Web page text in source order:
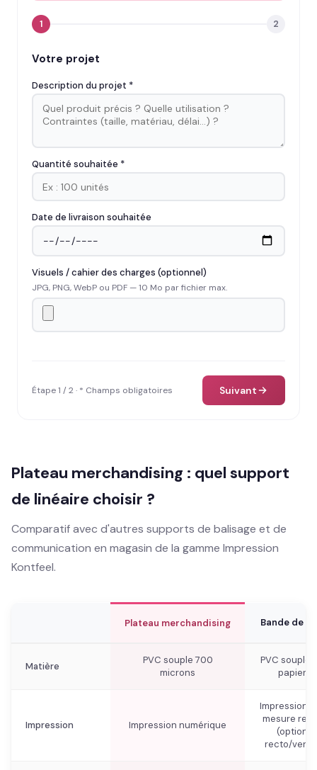
1 2
Votre projet
Description du projet *
Quantité souhaitée *
Date de livraison souhaitée
Visuels / cahier des charges (optionnel)
JPG, PNG, WebP ou PDF — 10 Mo par fichier max.
Étape 1 / 2 · * Champs obligatoires Suivant
Plateau merchandising : quel support
de linéaire choisir ?
Comparatif avec d'autres supports de balisage et de
communication en magasin de la gamme Impression
Kontfeel.
Plateau merchandising Bande de
Matière
PVC souple 700
microns
PVC souple
papier
Impression Impression numérique
Impression
mesure
(option
recto/